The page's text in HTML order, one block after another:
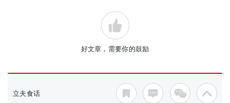
好文章，需要你的鼓励
立夫食话